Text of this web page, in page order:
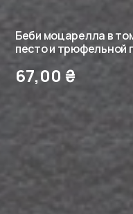
Беби моцарелла в
песто и трюфельной
67,00 ₴